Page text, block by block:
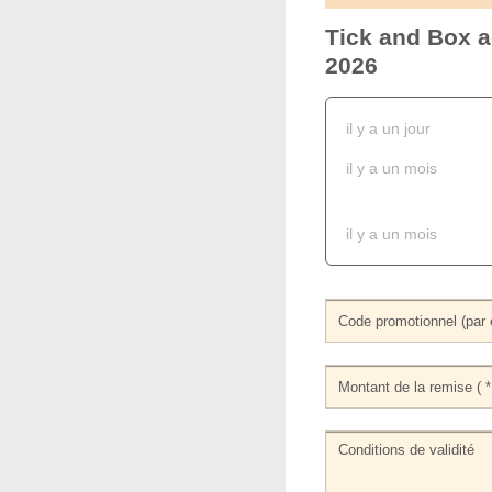
Tick and Box
2026
il y a un jour
il y a un mois
il y a un mois